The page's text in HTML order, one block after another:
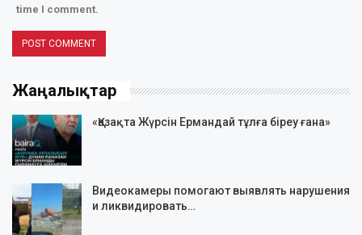
time I comment.
Жаңалықтар
«Қазақта Жүрсін Ермандай тұлға біреу ғана»
Видеокамеры помогают выявлять нарушения
и ликвидировать…